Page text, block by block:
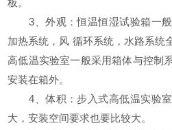
3、外观：恒温恒湿试验箱一般
加热系统，风 循环系统，水路系统
高低温实验室一般采用箱体与控制
安装在箱外。
4、体积：步入式高低温实验室
大，安装空间要求也要比较大。